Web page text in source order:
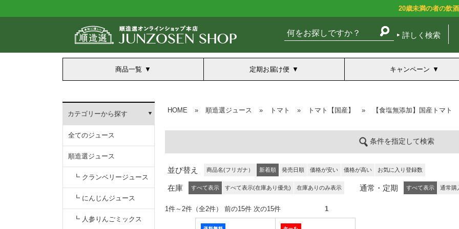
20歳未満の者の飲
詳しく検索
商品一覧 定期お届け便 キャンペーン
カテゴリーから探す
全てのジュース
順造選ジュース
┗ クランベリージュース
┗ にんじんジュース
┗ 人参りんごミックス
HOME » 順造選ジュース » トマト » トマト【国産】 » 【食塩無添加】国産トマト
条件を指定して検索
並び替え 商品名(フリガナ） 新着順 発売日順 価格が安い 価格が高い お気に入り登録数
在庫 すべて表示 すべて表示(在庫あり優先) 在庫ありのみ表示 通常・定期 すべて表示 通常購
1件～2件（全2件） 前の15件 次の15件 1